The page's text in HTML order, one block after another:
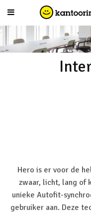
Hero is er voor de
zwaar, licht, lang of
unieke Autofit-
gebruiker aan. Deze